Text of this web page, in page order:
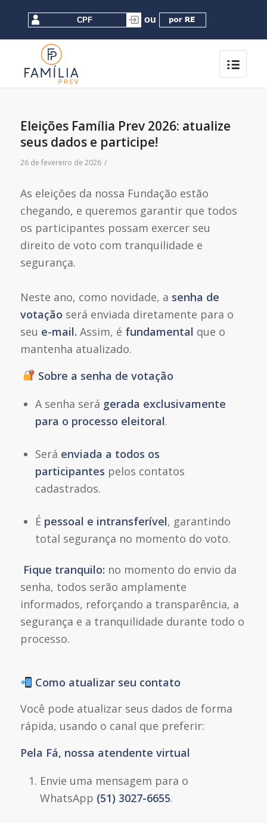
Eleições Família Prev 2026: atualize
seus dados e participe!
26 de fevereiro de 2026 /
As eleições da nossa Fundação estão
chegando, e queremos garantir que todos
os participantes possam exercer seu
direito de voto com tranquilidade e
segurança.
Neste ano, como novidade, a senha de
votação será enviada diretamente para o
seu e-mail. Assim, é fundamental que o
mantenha atualizado.
Sobre a senha de votação
A senha será gerada exclusivamente
para o processo eleitoral.
Será enviada a todos os
participantes pelos contatos
cadastrados.
É pessoal e intransferível, garantindo
total segurança no momento do voto.
Fique tranquilo: no momento do envio da
senha, todos serão amplamente
informados, reforçando a transparência, a
segurança e a tranquilidade durante todo o
processo.
Como atualizar seu contato
Você pode atualizar seus dados de forma
rápida, usando o canal que preferir:
Pela Fá, nossa atendente virtual
Envie uma mensagem para o
WhatsApp (51) 3027-6655.